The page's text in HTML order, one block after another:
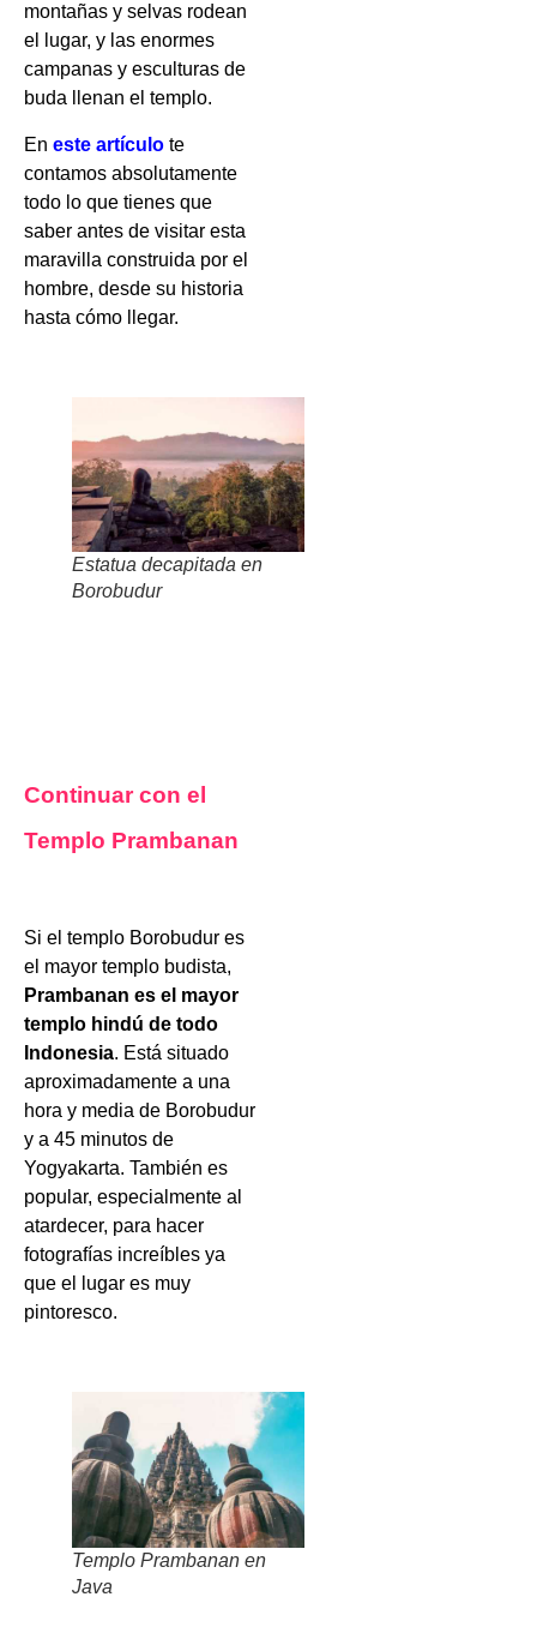
montañas y selvas rodean
el lugar, y las enormes
campanas y esculturas de
buda llenan el templo.
En este artículo te
contamos absolutamente
todo lo que tienes que
saber antes de visitar esta
maravilla construida por el
hombre, desde su historia
hasta cómo llegar.
Estatua decapitada en
Borobudur
Continuar con el
Templo Prambanan
Si el templo Borobudur es
el mayor templo budista,
Prambanan es el mayor
templo hindú de todo
Indonesia. Está situado
aproximadamente a una
hora y media de Borobudur
y a 45 minutos de
Yogyakarta. También es
popular, especialmente al
atardecer, para hacer
fotografías increíbles ya
que el lugar es muy
pintoresco.
Templo Prambanan en
Java